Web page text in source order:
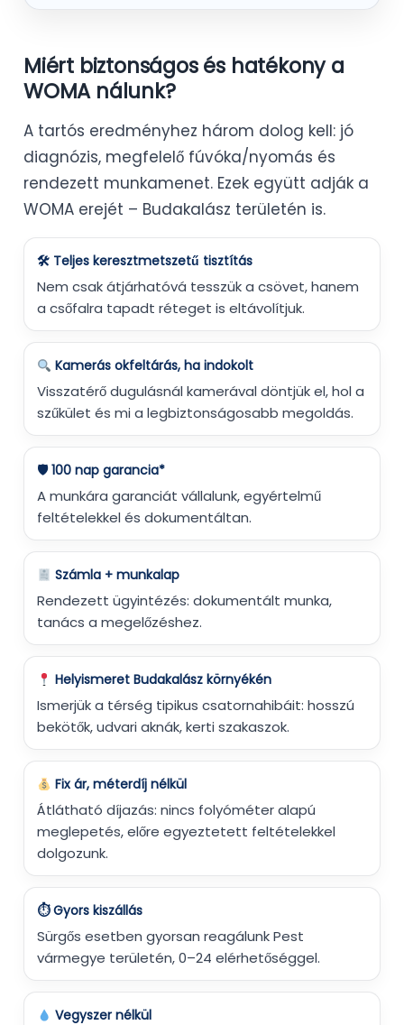
Miért biztonságos és hatékony a
WOMA nálunk?
A tartós eredményhez három dolog kell: jó
diagnózis, megfelelő fúvóka/nyomás és
rendezett munkamenet. Ezek együtt adják a
WOMA erejét – Budakalász területén is.
🛠 Teljes keresztmetszetű tisztítás
Nem csak átjárhatóvá tesszük a csövet, hanem
a csőfalra tapadt réteget is eltávolítjuk.
Kamerás okfeltárás, ha indokolt
Visszatérő dugulásnál kamerával döntjük el, hol a
szűkület és mi a legbiztonságosabb megoldás.
🛡 100 nap garancia*
A munkára garanciát vállalunk, egyértelmű
feltételekkel és dokumentáltan.
Számla + munkalap
Rendezett ügyintézés: dokumentált munka,
tanács a megelőzéshez.
Helyismeret Budakalász környékén
Ismerjük a térség tipikus csatornahibáit: hosszú
bekötők, udvari aknák, kerti szakaszok.
Fix ár, méterdíj nélkül
Átlátható díjazás: nincs folyóméter alapú
meglepetés, előre egyeztetett feltételekkel
dolgozunk.
⏱ Gyors kiszállás
Sürgős esetben gyorsan reagálunk Pest
vármegye területén, 0–24 elérhetőséggel.
Vegyszer nélkül